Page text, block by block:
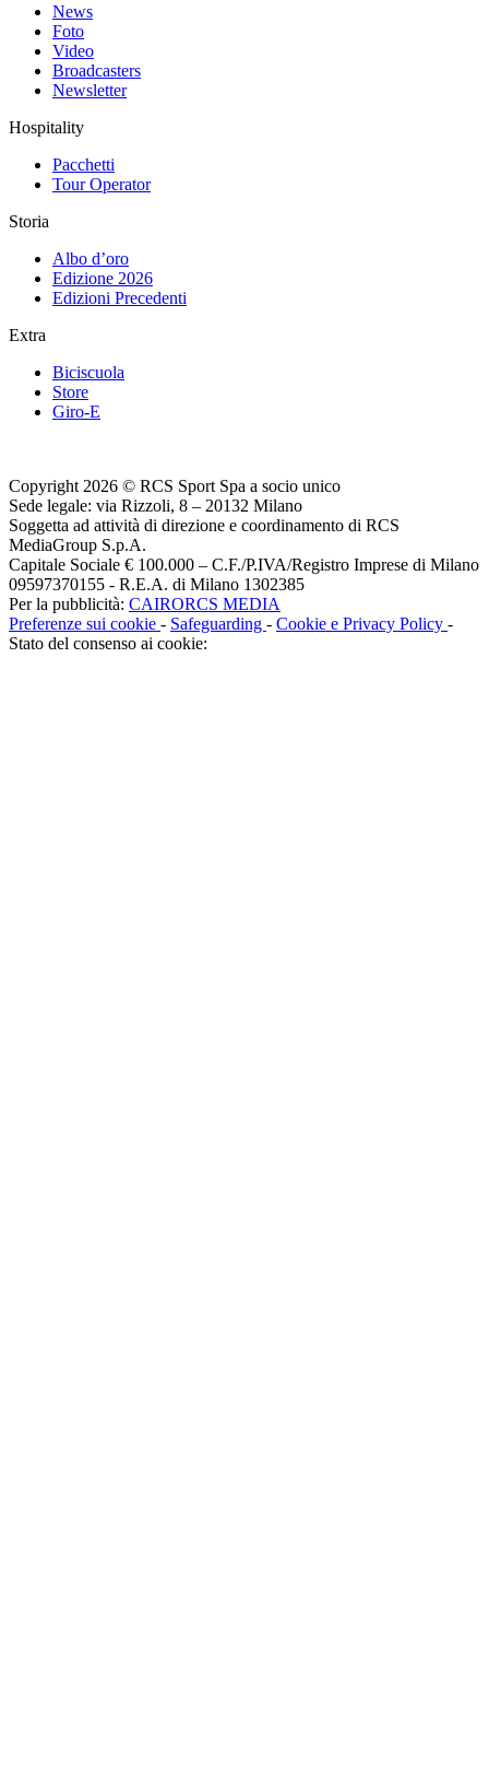
News
Foto
Video
Broadcasters
Newsletter
Hospitality
Pacchetti
Tour Operator
Storia
Albo d’oro
Edizione 2026
Edizioni Precedenti
Extra
Biciscuola
Store
Giro-E
Copyright 2026 © RCS Sport Spa a socio unico
Sede legale: via Rizzoli, 8 – 20132 Milano
Soggetta ad attività di direzione e coordinamento di RCS
MediaGroup S.p.A.
Capitale Sociale € 100.000 – C.F./P.IVA/Registro Imprese di Milano
09597370155 - R.E.A. di Milano 1302385
Per la pubblicità: CAIRORCS MEDIA
Preferenze sui cookie - Safeguarding - Cookie e Privacy Policy -
Stato del consenso ai cookie: